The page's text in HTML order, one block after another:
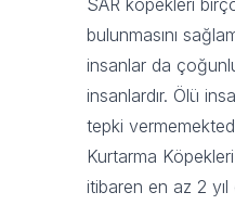
SAR köpekleri
bulunmasını
insanlar da
insanlardır. Ölü
tepki
Kurtarma
itibaren en az 2